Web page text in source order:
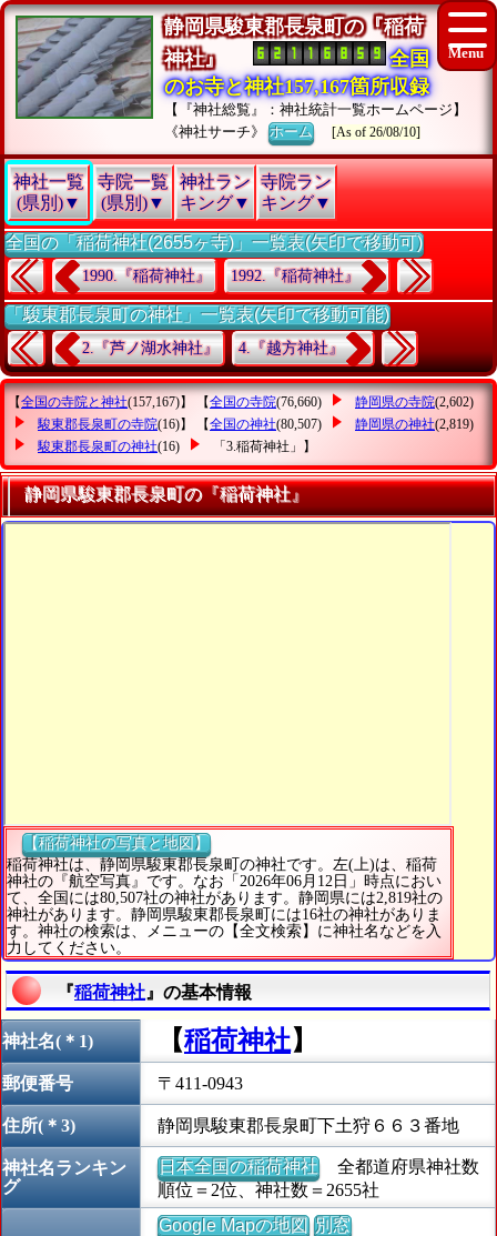
静岡県駿東郡長泉町の『稲荷
神社』
全国
のお寺と神社157,167箇所収録
【『神社総覧』：神社統計一覧ホームページ】
《神社サーチ》ホーム [As of 26/08/10]
神社一覧
(県別)▼
寺院一覧
(県別)▼
神社ラン
キング▼
寺院ラン
キング▼
全国の「稲荷神社(2655ヶ寺)」一覧表(矢印で移動可)
1990.『稲荷神社』 1992.『稲荷神社』
「駿東郡長泉町の神社」一覧表(矢印で移動可能)
2.『芦ノ湖水神社』 4.『越方神社』
【全国の寺院と神社(157,167)】 【全国の寺院(76,660) 静岡県の寺院(2,602)
駿東郡長泉町の寺院(16)】 【全国の神社(80,507) 静岡県の神社(2,819)
駿東郡長泉町の神社(16) 「3.稲荷神社」 】
静岡県駿東郡長泉町の『稲荷神社』
【稲荷神社の写真と地図】
稲荷神社は、静岡県駿東郡長泉町の神社です。左(上)は、稲荷
神社の『航空写真』です。なお「2026年06月12日」時点におい
て、全国には80,507社の神社があります。静岡県には2,819社の
神社があります。静岡県駿東郡長泉町には16社の神社がありま
す。神社の検索は、メニューの【全文検索】に神社名などを入
力してください。
『稲荷神社 』の基本情報
神社名(＊1) 【稲荷神社】
郵便番号 〒411-0943
住所(＊3) 静岡県駿東郡長泉町下土狩６６３番地
神社名ランキン
グ
日本全国の稲荷神社全都道府県神社数
順位＝2位、神社数＝2655社
Google Mapの地図 別窓